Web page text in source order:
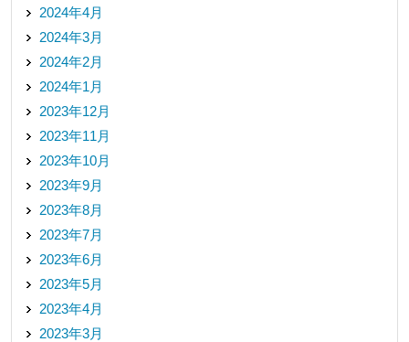
2024年4月
2024年3月
2024年2月
2024年1月
2023年12月
2023年11月
2023年10月
2023年9月
2023年8月
2023年7月
2023年6月
2023年5月
2023年4月
2023年3月